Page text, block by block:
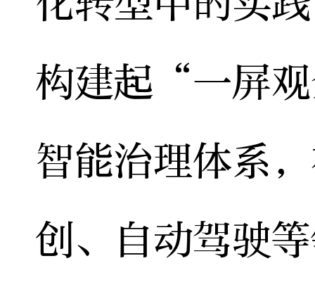
构建起“一屏
智能治理体系
创、自动驾驶